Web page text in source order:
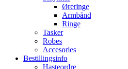
Øreringe
Armbånd
Ringe
Tasker
Robes
Accesories
Bestillingsinfo
Hasteordre